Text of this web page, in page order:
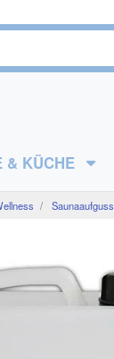
& KÜCHE
Saunaaufguss